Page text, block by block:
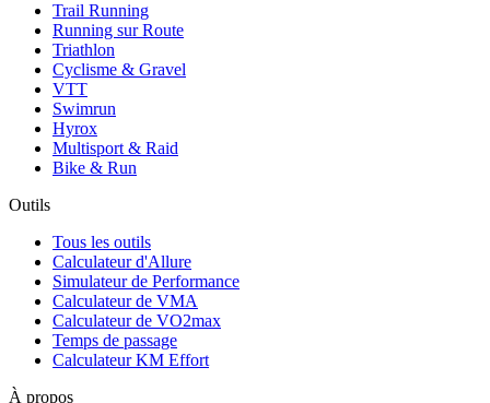
Trail Running
Running sur Route
Triathlon
Cyclisme & Gravel
VTT
Swimrun
Hyrox
Multisport & Raid
Bike & Run
Outils
Tous les outils
Calculateur d'Allure
Simulateur de Performance
Calculateur de VMA
Calculateur de VO2max
Temps de passage
Calculateur KM Effort
À propos